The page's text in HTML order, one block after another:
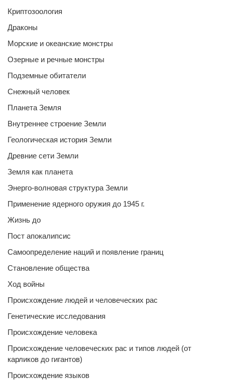
Криптозоология
Драконы
Морские и океанские монстры
Озерные и речные монстры
Подземные обитатели
Снежный человек
Планета Земля
Внутреннее строение Земли
Геологическая история Земли
Древние сети Земли
Земля как планета
Энерго-волновая структура Земли
Применение ядерного оружия до 1945 г.
Жизнь до
Пост апокалипсис
Самоопределение наций и появление границ
Становление общества
Ход войны
Происхождение людей и человеческих рас
Генетические исследования
Происхождение человека
Происхождение человеческих рас и типов людей (от
карликов до гигантов)
Происхождение языков